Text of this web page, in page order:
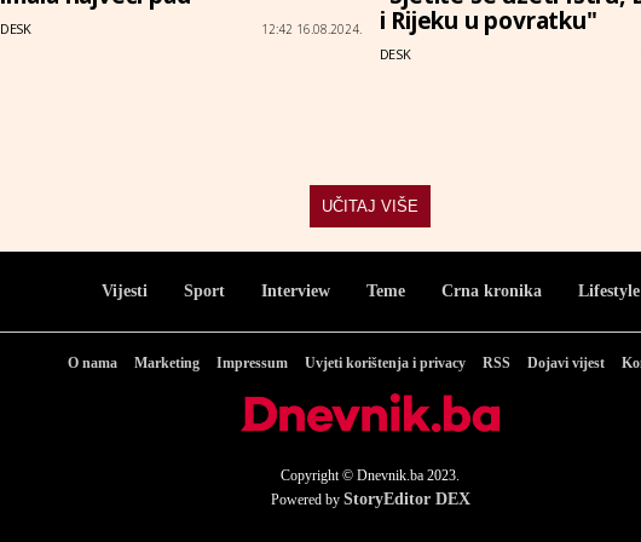
DESK 12:42 16.08.2024.
i Rijeku u povratku"
DESK
UČITAJ VIŠE
Vijesti Sport Interview Teme Crna kronika Lifestyle
O nama Marketing Impressum Uvjeti korištenja i privacy RSS Dojavi vijest
Copyright © Dnevnik.ba 2023.
Powered by StoryEditor DEX